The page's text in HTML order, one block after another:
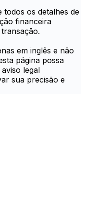
todos os detalhes de
financeira
em inglês e não
página possa
legal
sua precisão e